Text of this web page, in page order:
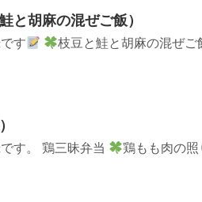
と胡麻の混ぜご飯）
す
枝豆と鮭と胡麻の混ぜご
す。 鶏三昧弁当 鶏もも肉の照